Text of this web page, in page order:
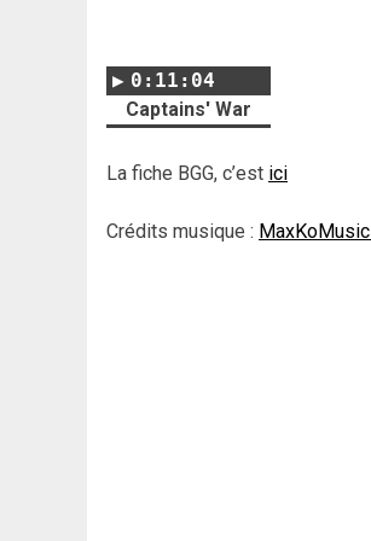
0:11:04
Captains' War
La fiche BGG, c’est ici
Crédits musique :